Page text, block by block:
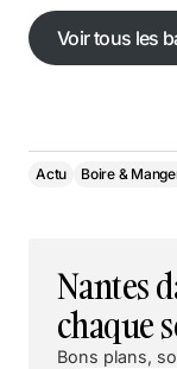
Voir tous les
Voir tous les
Actu Boire &
Nantes
chaque
Bons plans,